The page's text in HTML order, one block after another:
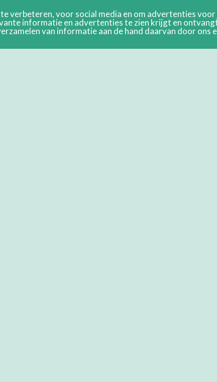
verbeteren, voor social media en om advertenties
informatie en advertenties te zien krijgt en
van informatie aan de hand daarvan door ons